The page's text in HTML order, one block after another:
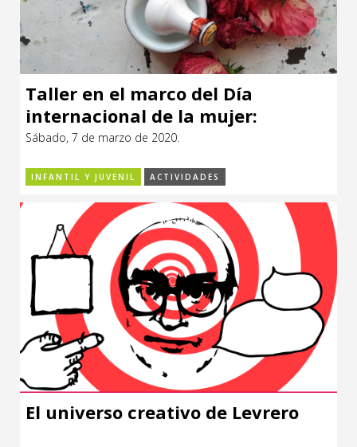
Taller en el marco del Día
internacional de la mujer:
“Fotografía natural”
Sábado, 7 de marzo de 2020.
INFANTIL Y JUVENIL ACTIVIDADES
El universo creativo de Levrero